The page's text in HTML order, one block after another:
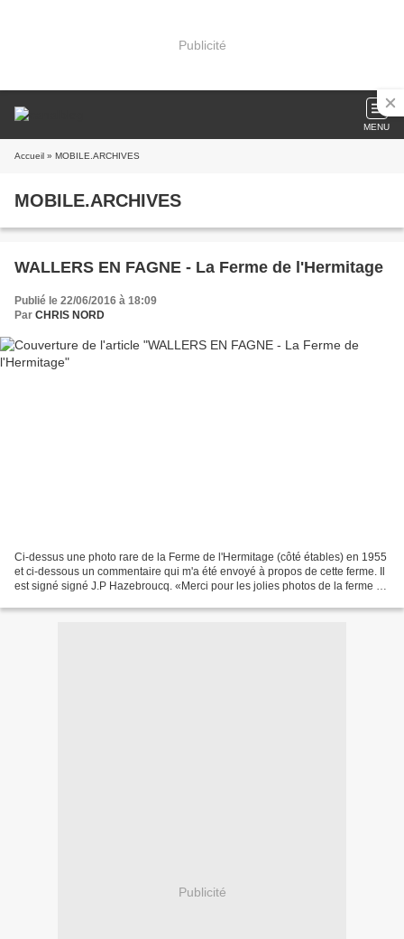
Publicité
MENU
Accueil » MOBILE.ARCHIVES
MOBILE.ARCHIVES
WALLERS EN FAGNE - La Ferme de l'Hermitage
Publié le 22/06/2016 à 18:09
Par CHRIS NORD
Ci-dessus une photo rare de la Ferme de l'Hermitage (côté étables) en 1955
et ci-dessous un commentaire qui m'a été envoyé à propos de cette ferme. Il
est signé signé J.P Hazebroucq. «Merci pour les jolies photos de la ferme de
Publicité